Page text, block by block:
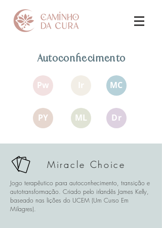
Autoconhecimento
Pw
PY
Ir MC
ML Dr
Miracle Choice
Jogo terapêutico para autoconhecimento, transição e
autotransformação. Criado pelo irlandês James Kelly,
baseado nas lições do UCEM (Um Curso Em
Milagres).